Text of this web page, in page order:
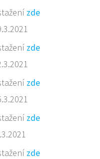
zde
zde
zde
zde
zde